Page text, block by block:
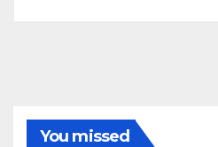
You missed